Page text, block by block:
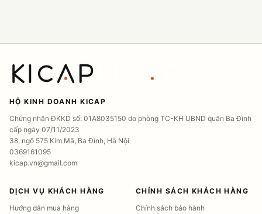
HỘ KINH DOANH KICAP
Chứng nhận ĐKKD số: 01A8035150 do phòng TC-KH UBND quận Ba Đình
cấp ngày 07/11/2023
38, ngõ 575 Kim Mã, Ba Đình, Hà Nội
0369161095
kicap.vn@gmail.com
DỊCH VỤ KHÁCH HÀNG
Hướng dẫn mua hàng
CHÍNH SÁCH KHÁCH HÀNG
Chính sách bảo hành